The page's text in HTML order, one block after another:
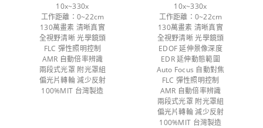
10x~330x
工作距離：0~22cm
130萬畫素 清晰真實
全視野清晰 光學鏡頭
FLC 彈性照明控制
AMR 自動倍率辨識
兩段式光罩 附光罩組
偏光片轉輪 減少反射
100%MIT 台灣製造
10x~330x
工作距離：0~22cm
130萬畫素 清晰真實
全視野清晰 光學鏡頭
EDOF 延伸景像深度
EDR 延伸動態範圍
Auto Focus 自動對焦
FLC 彈性照明控制
AMR 自動倍率辨識
兩段式光罩 附光罩組
偏光片轉輪 減少反射
100%MIT 台灣製造